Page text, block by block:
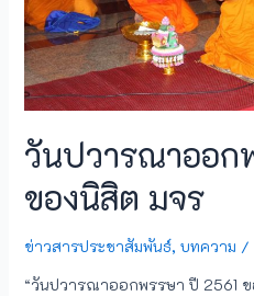
วันปวารณาออก
ของนิสิต มจร
ข่าวสารประชาสัมพันธ์, บทความ /
“วันปวารณาออกพรรษา ปี 2561